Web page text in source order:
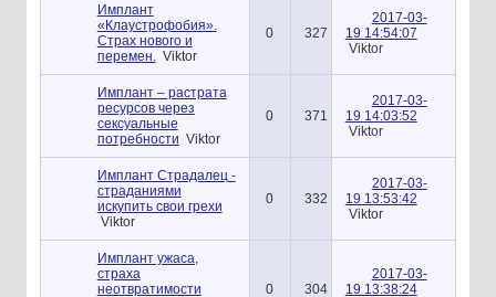
Имплант
«Клаустрофобия».
Страх нового и
перемен.
Viktor
0 327
2017-03-
19 14:54:07
Viktor
Имплант – растрата
ресурсов через
сексуальные
потребности Viktor
0 371
2017-03-
19 14:03:52
Viktor
Имплант Страдалец -
страданиями
искупить свои грехи
Viktor
0 332
2017-03-
19 13:53:42
Viktor
Имплант ужаса,
страха
неотвратимости
0 304
2017-03-
19 13:38:24